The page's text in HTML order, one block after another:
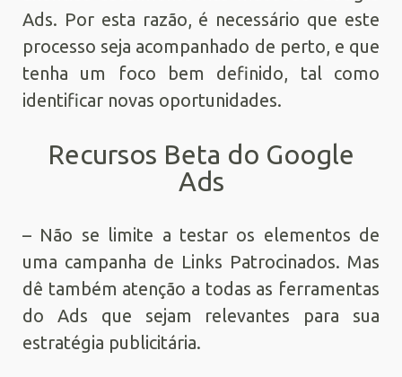
Ads. Por esta razão, é necessário que este
processo seja acompanhado de perto, e que
tenha um foco bem definido, tal como
identificar novas oportunidades.
Recursos Beta do Google
Ads
– Não se limite a testar os elementos de
uma campanha de Links Patrocinados. Mas
dê também atenção a todas as ferramentas
do Ads que sejam relevantes para sua
estratégia publicitária.